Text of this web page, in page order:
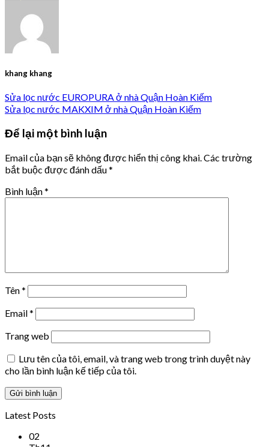
khang khang
Sửa lọc nước EUROPURA ở nhà Quận Hoàn Kiếm
Sửa lọc nước MAKXIM ở nhà Quận Hoàn Kiếm
Để lại một bình luận
Email của bạn sẽ không được hiển thị công khai. Các trường
bắt buộc được đánh dấu*
Bình luận*
Tên*
Email*
Trang web
Lưu tên của tôi, email, và trang web trong trình duyệt này
cho lần bình luận kế tiếp của tôi.
Latest Posts
02